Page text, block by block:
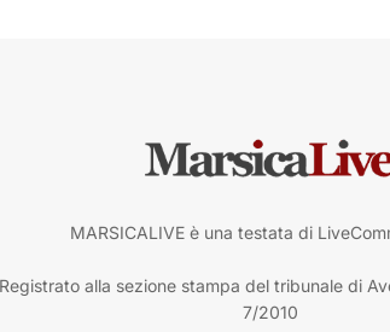
MARSICALIVE è una testata di
Registrato alla sezione stampa del tribunale di
7/2010